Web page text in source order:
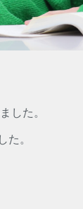
した。
た。